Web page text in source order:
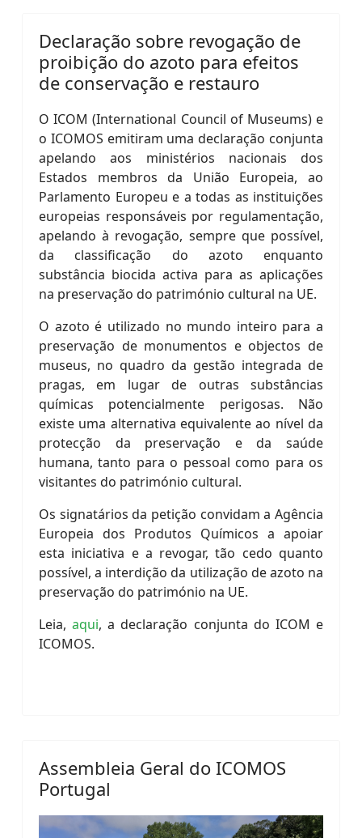
Declaração sobre revogação de
proibição do azoto para efeitos
de conservação e restauro
O ICOM (International Council of Museums) e
o ICOMOS emitiram uma declaração conjunta
apelando aos ministérios nacionais dos
Estados membros da União Europeia, ao
Parlamento Europeu e a todas as instituições
europeias responsáveis por regulamentação,
apelando à revogação, sempre que possível,
da classificação do azoto enquanto
substância biocida activa para as aplicações
na preservação do património cultural na UE.
O azoto é utilizado no mundo inteiro para a
preservação de monumentos e objectos de
museus, no quadro da gestão integrada de
pragas, em lugar de outras substâncias
químicas potencialmente perigosas. Não
existe uma alternativa equivalente ao nível da
protecção da preservação e da saúde
humana, tanto para o pessoal como para os
visitantes do património cultural.
Os signatários da petição convidam a Agência
Europeia dos Produtos Químicos a apoiar
esta iniciativa e a revogar, tão cedo quanto
possível, a interdição da utilização de azoto na
preservação do património na UE.
Leia,aqui, a declaração conjunta do ICOM e
ICOMOS.
Assembleia Geral do ICOMOS
Portugal